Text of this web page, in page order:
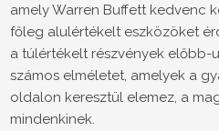
amely Warren Buffett kedvenc
főleg alulértékelt eszközöket
a túlértékelt részvények előbb-
számos elméletet, amelyek a
oldalon keresztül elemez, a
mindenkinek.